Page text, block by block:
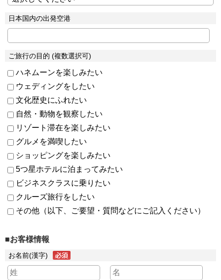
日本国内の出発空港
ご旅行の目的 (複数選択可)
ハネムーンを楽しみたい
ウェディングをしたい
文化歴史にふれたい
自然・動物を観察したい
リゾート滞在を楽しみたい
グルメを満喫したい
ショッピングを楽しみたい
5つ星ホテルに泊まってみたい
ビジネスクラスに乗りたい
クルーズ旅行をしたい
その他（以下、ご要望・質問などにご記入ください）
■お客様情報
お名前(漢字)